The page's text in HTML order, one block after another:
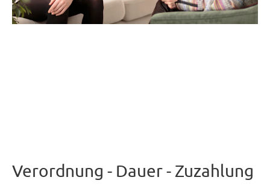
Verordnung - Dauer - Zuzahlung